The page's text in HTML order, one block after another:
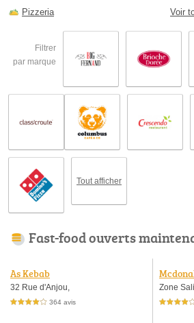
Pizzeria
Voir
Filtrer
par marque
Tout afficher
Fast-food ouverts
As Kebab
32 Rue d'Anjou,
4,0 étoiles sur 5 364 avis
Zone
4,0 étoiles sur